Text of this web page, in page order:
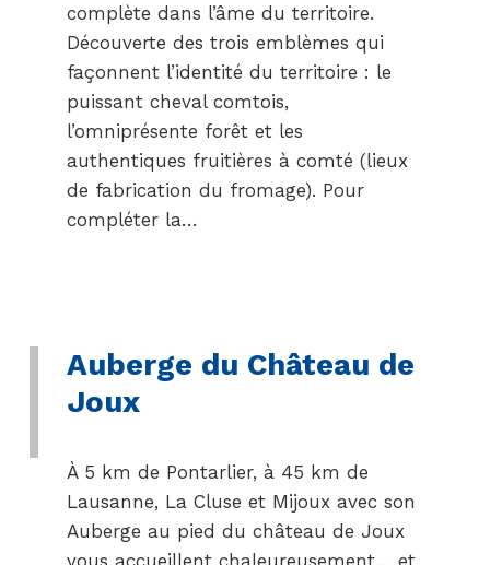
complète dans l’âme du territoire.
Découverte des trois emblèmes qui
façonnent l’identité du territoire : le
puissant cheval comtois,
l’omniprésente forêt et les
authentiques fruitières à comté (lieux
de fabrication du fromage). Pour
compléter la…
Auberge du Château de
Joux
À 5 km de Pontarlier, à 45 km de
Lausanne, La Cluse et Mijoux avec son
Auberge au pied du château de Joux
vous accueillent chaleureusement… et